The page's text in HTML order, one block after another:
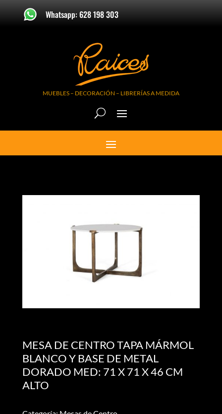
Whatsapp: 628 198 303
MUEBLES – DECORACIÓN – LIBRERÍAS A MEDIDA
MESA DE CENTRO TAPA MÁRMOL
BLANCO Y BASE DE METAL
DORADO MED: 71 X 71 X 46 CM
ALTO